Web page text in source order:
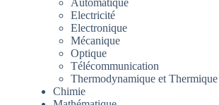
Automatique
Electricité
Electronique
Mécanique
Optique
Télécommunication
Thermodynamique et Thermique
Chimie